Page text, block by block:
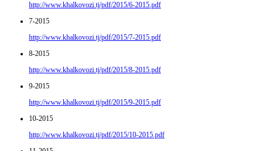
http://www.khalkovozi.tj/pdf/2015/6-2015.pdf
7-2015
http://www.khalkovozi.tj/pdf/2015/7-2015.pdf
8-2015
http://www.khalkovozi.tj/pdf/2015/8-2015.pdf
9-2015
http://www.khalkovozi.tj/pdf/2015/9-2015.pdf
10-2015
http://www.khalkovozi.tj/pdf/2015/10-2015.pdf